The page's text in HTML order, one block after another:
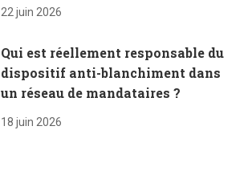
22 juin 2026
Qui est réellement responsable du
dispositif anti-blanchiment dans
un réseau de mandataires ?
18 juin 2026